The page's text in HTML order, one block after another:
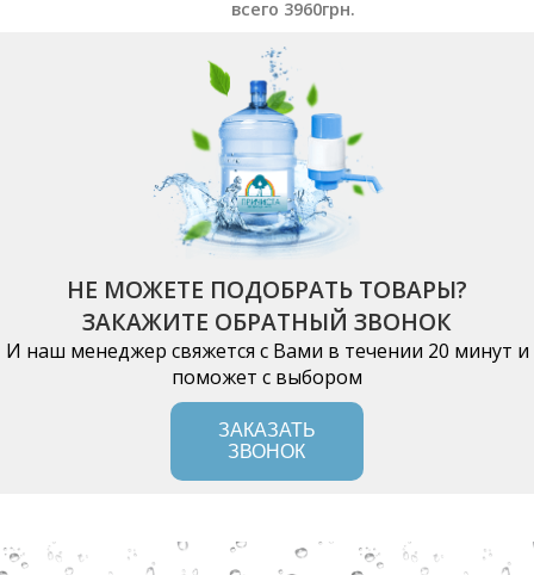
всего 3960грн.
НЕ МОЖЕТЕ ПОДОБРАТЬ ТОВАРЫ?
ЗАКАЖИТЕ ОБРАТНЫЙ ЗВОНОК
И наш менеджер свяжется с Вами в течении 20 минут и
поможет с выбором
ЗАКАЗАТЬ
ЗВОНОК